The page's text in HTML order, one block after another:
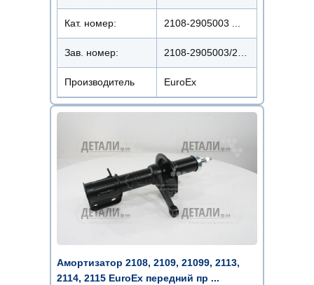
Кат. номер: 2108-2905003 ...
Зав. номер:
Производитель EuroEx
Амортизатор 2108, 2109, 21099, 2113,
2114, 2115 EuroEx передний пр ...